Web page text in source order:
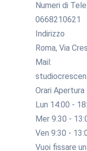
Numeri di
0668210621
Indirizzo
Roma, Via
Mail:
Orari Apertura
Lun 14:00 -
Mer 9:30 -
Ven 9:30 -
Vuoi fissare